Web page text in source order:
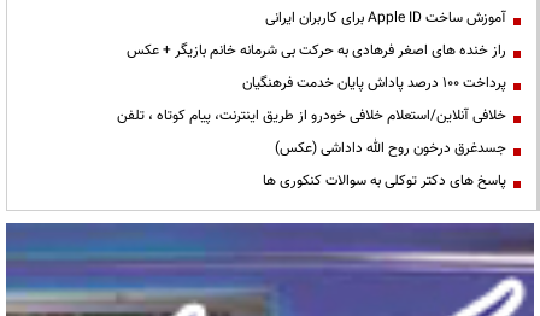
آموزش ساخت Apple ID برای کاربران ایرانی
راز خنده های اصغر فرهادی به حرکت بی شرمانه خانم بازیگر + عکس
پرداخت ۱۰۰ درصد پاداش پایان خدمت فرهنگیان
خلافی آنلاین/استعلام خلافی خودرو از طریق اینترنت، پیام کوتاه ، تلفن
جسدغرق درخون روح الله داداشی (عکس)
پاسخ های دکتر توکلی به سوالات کنکوری ها